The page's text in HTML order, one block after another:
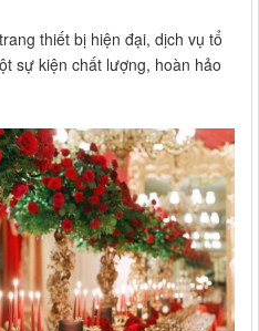
thiết bị hiện đại, dịch vụ tổ
sự kiện chất lượng, hoàn hảo